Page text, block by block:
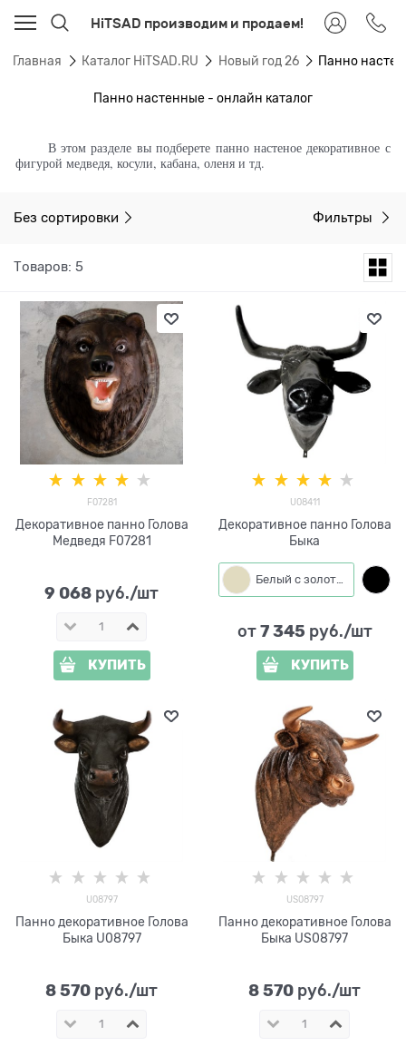
HiTSAD производим и продаем!
Главная Каталог HiTSAD.RU Новый год 26 Панно
Панно настенные - онлайн каталог
В этом разделе вы подберете панно настеное декоративное с
фигурой медведя, косули, кабана, оленя и тд.
Без сортировки Фильтры
Товаров: 5
F07281
Декоративное панно Голова
Медведя F07281
9 068 руб./шт
КУПИТЬ
U08411
Декоративное панно Голова
Быка
Белый с золотым
от 7 345 руб./шт
КУПИТЬ
U08797
Панно декоративное Голова
Быка U08797
8 570 руб./шт
US08797
Панно декоративное Голова
Быка US08797
8 570 руб./шт